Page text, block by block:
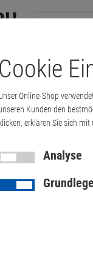
Drucker &
820 G3 i5 6300U
Cookie
Online-Shop
Kunden den
erklären Sie sich
Analyse